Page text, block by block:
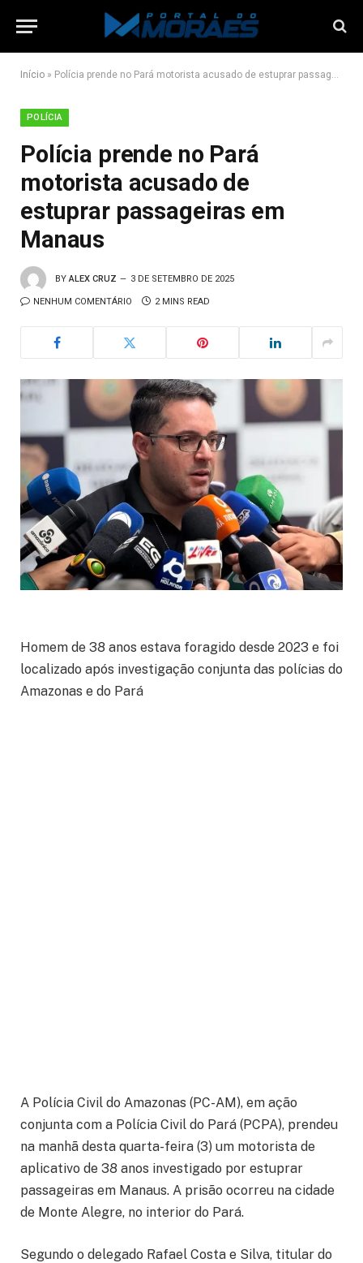
Início » Polícia prende no Pará motorista acusado de estuprar passageiras em Manaus
POLÍCIA
Polícia prende no Pará
motorista acusado de
estuprar passageiras em
Manaus
BY ALEX CRUZ 3 DE SETEMBRO DE 2025
NENHUM COMENTÁRIO 2 MINS READ
Homem de 38 anos estava foragido desde 2023 e foi
localizado após investigação conjunta das polícias do
Amazonas e do Pará
A Polícia Civil do Amazonas (PC-AM), em ação
conjunta com a Polícia Civil do Pará (PCPA), prendeu
na manhã desta quarta-feira (3) um motorista de
aplicativo de 38 anos investigado por estuprar
passageiras em Manaus. A prisão ocorreu na cidade
de Monte Alegre, no interior do Pará.
Segundo o delegado Rafael Costa e Silva, titular do